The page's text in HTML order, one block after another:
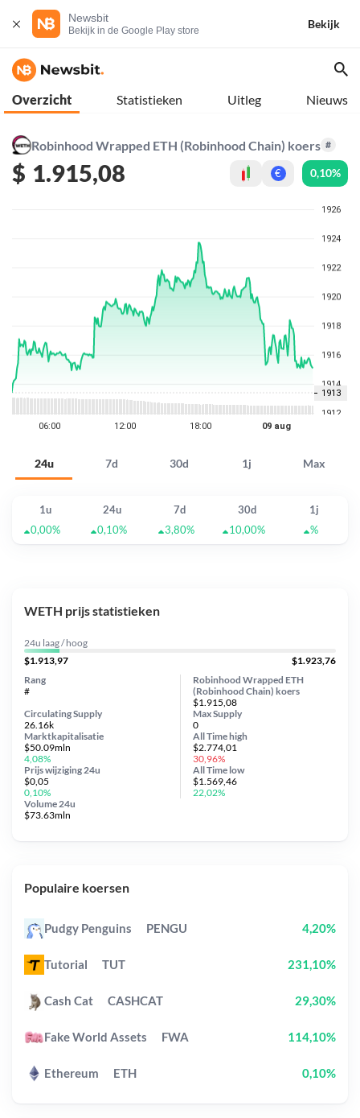
Newsbit
Bekijk in de Google Play store
Bekijk
Overzicht Statistieken Uitleg Nieuws
Robinhood Wrapped ETH (Robinhood Chain) koers #
$ 1.915,08 € 0,10%
24u 7d 30d 1j Max
1u 24u 7d 30d
1j
0,00%
0,10% 3,80% 10,00% %
WETH prijs statistieken
24u laag / hoog
$1.913,97
$1.923,76
Robinhood Wrapped ETH
(Robinhood Chain) koers
$1.915,08
Circulating Supply
26.16k
Prijs wijziging 24u
$0,05
0,10%
Max Supply
0
Marktkapitalisatie
$50.09mln
4,08%
Volume 24u
$73.63mln
Rang
#
All Timehigh
$2.774,01
30,96%
All Time low
$1.569,46
22,02%
Populaire koersen
Pudgy Penguins PENGU 4,20%
Tutorial TUT 231,10%
Cash Cat CASHCAT 29,30%
Fake World Assets FWA 114,10%
Ethereum ETH 0,10%